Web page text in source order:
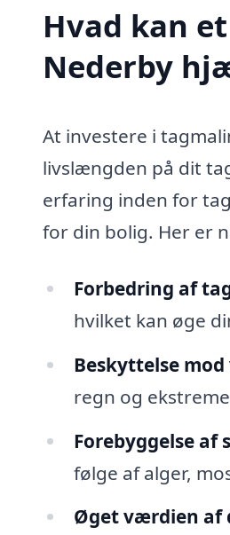
Hvad kan
Nederby
At investere i
livslængden på dit
erfaring inden for
for din bolig. Her er
Forbedring af
hvilket kan øge
Beskyttelse
regn og
Forebyggelse af
følge af alger,
Øget værdien af